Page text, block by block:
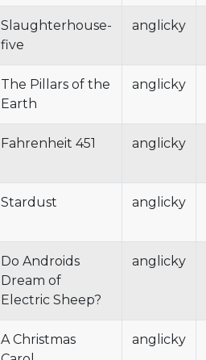
Slaughterhouse-
five
anglicky
The Pillars of the
Earth
anglicky
Fahrenheit 451 anglicky
Stardust anglicky
Do Androids
Dream of
Electric Sheep?
anglicky
A Christmas
anglicky